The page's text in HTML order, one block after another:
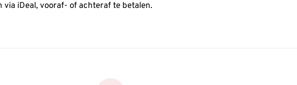
via iDeal, vooraf- of achteraf te betalen.